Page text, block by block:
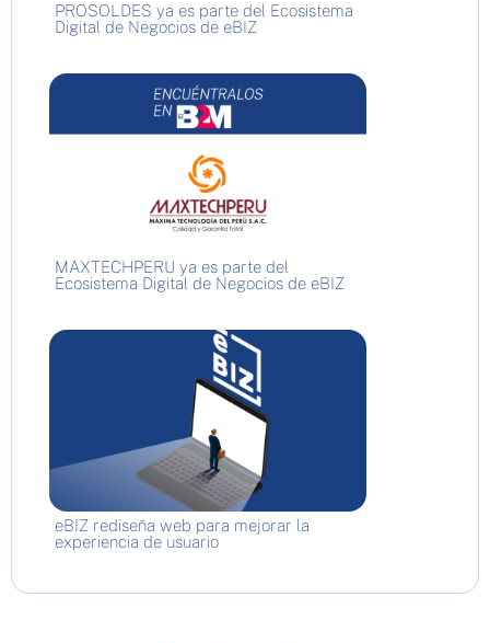
PROSOLDES ya es parte del Ecosistema
Digital de Negocios de eBIZ
MAXTECHPERU ya es parte del
Ecosistema Digital de Negocios de eBIZ
eBIZ rediseña web para mejorar la
experiencia de usuario